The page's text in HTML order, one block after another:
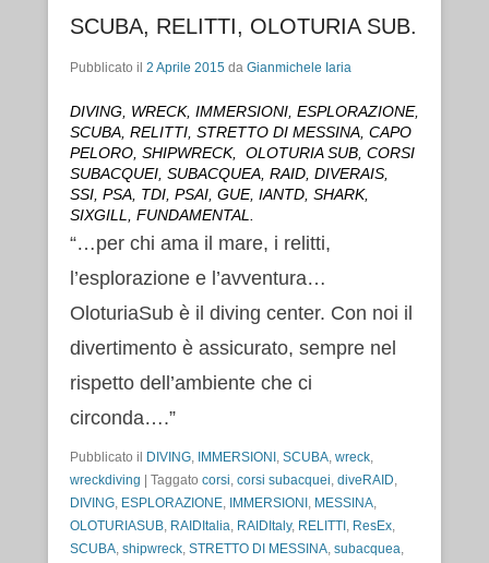
SCUBA, RELITTI, OLOTURIA SUB.
Pubblicato il 2 Aprile 2015 da Gianmichele Iaria
DIVING, WRECK, IMMERSIONI, ESPLORAZIONE,
SCUBA, RELITTI, STRETTO DI MESSINA, CAPO
PELORO, SHIPWRECK, OLOTURIA SUB, CORSI
SUBACQUEI, SUBACQUEA, RAID, DIVERAIS,
SSI, PSA, TDI, PSAI, GUE, IANTD, SHARK,
SIXGILL, FUNDAMENTAL.
“…per chi ama il mare, i relitti,
l’esplorazione e l’avventura…
OloturiaSub è il diving center. Con noi il
divertimento è assicurato, sempre nel
rispetto dell’ambiente che ci
circonda….”
Pubblicato il DIVING, IMMERSIONI , SCUBA, wreck,
wreckdiving
Taggato corsi, corsi subacquei, diveRAID,
DIVING, ESPLORAZIONE, IMMERSIONI , MESSINA,
OLOTURIASUB, RAIDItalia, RAIDItaly, RELITTI , ResEx,
SCUBA, shipwreck, STRETTO DI MESSINA, subacquea,